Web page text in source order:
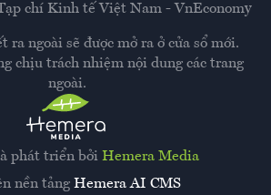
phát triển bởi Hemera Media
nền tảng Hemera AI CMS
chí Kinh tế Việt Nam - VnEconomy
ra ngoài sẽ được mở ra ở cửa sổ mới.
chịu trách nhiệm nội dung các trang
ngoài.